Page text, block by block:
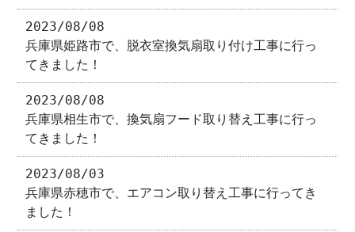
2023/08/08
兵庫県姫路市で、脱衣室換気扇取り付け工事に行っ
てきました！
2023/08/08
兵庫県相生市で、換気扇フード取り替え工事に行っ
てきました！
2023/08/03
兵庫県赤穂市で、エアコン取り替え工事に行ってき
ました！